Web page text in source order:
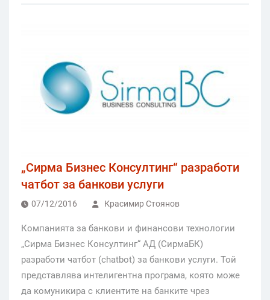
„Сирма Бизнес Консултинг“ разработи
чатбот за банкови услуги
07/12/2016 Красимир Стоянов
Компанията за банкови и финансови технологии
„Сирма Бизнес Консултинг“ АД (СирмаБК)
разработи чатбот (chatbot) за банкови услуги. Той
представлява интелигентна програма, която може
да комуникира с клиентите на банките чрез